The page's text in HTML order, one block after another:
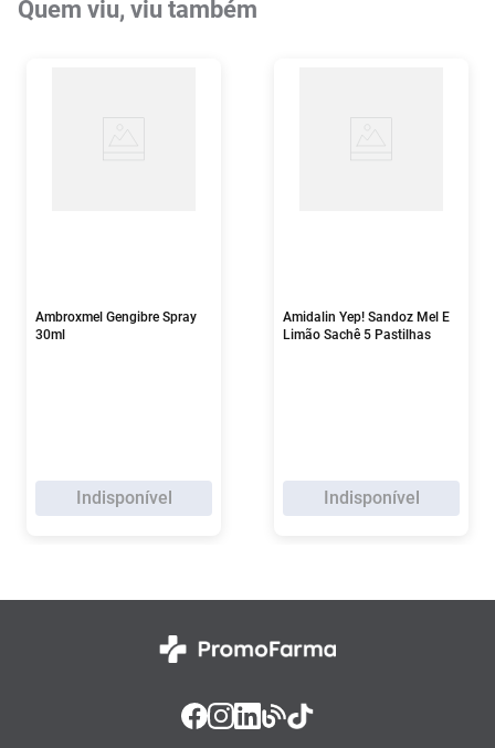
Quem viu, viu também
Ambroxmel Gengibre Spray
30ml
Indisponível
Amidalin Yep! Sandoz Mel E
Limão Sachê 5 Pastilhas
Indisponível